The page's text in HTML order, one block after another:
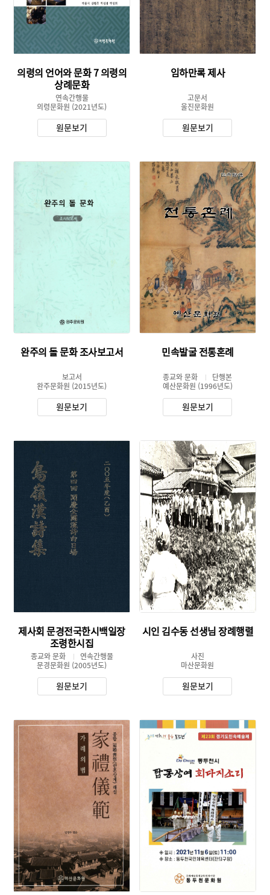
의령의 언어와 문화 7 의령의
상례문화
연속간행물
의령문화원 (2021년도)
원문보기
임하만록 제사
고문서
울진문화원
원문보기
완주의 돌 문화 조사보고서
보고서
완주문화원 (2015년도)
원문보기
주제 :
유형 :
생산 :
소장 :
민속발굴 전통혼례
종교와 문화
단행본
예산문화원 (1996년도)
원문보기
주제 :
유형 :
발행 :
생산 :
소장 :
제사회 문경전국한시백일장
조령한시집
종교와 문화
연속간행물
문경문화원 (2005년도)
원문보기
유형 :
발행 :
소장 :
시인 김수동 선생님 장례행렬
사진
마산문화원
원문보기
유형 :
발행 :
생산 :
소장 :
유형 :
발행 :
생산 :
소장 :